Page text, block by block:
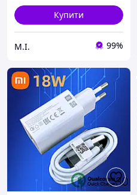
Купити
М.І. 99%